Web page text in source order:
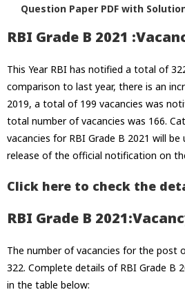
Question Paper PDF with
RBI Grade B 2021 :
This Year RBI has notified a total of
comparison to last year, there is an
2019, a total of 199 vacancies was
total number of vacancies was 166.
vacancies for RBI Grade B 2021 will
release of the official notification on
Click here to check the
RBI Grade B
The number of vacancies for the post
322. Complete details of RBI Grade B
in the table below: